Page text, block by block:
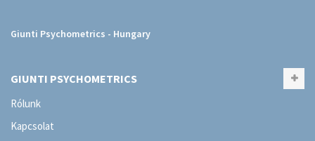
Giunti Psychometrics - Hungary
GIUNTI PSYCHOMETRICS
Rólunk
Kapcsolat